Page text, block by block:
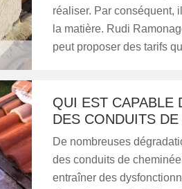
réaliser. Par conséquent,
la matière. Rudi
peut proposer des tarifs
QUI EST CAPABLE
DES CONDUITS
De nombreuses
des conduits de
entraîner des